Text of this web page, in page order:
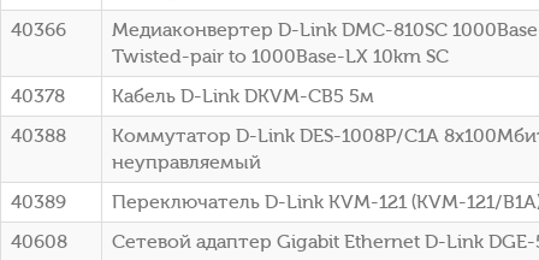
40366
Медиаконвертер D-Link DMC-810SC
Twisted-pair to 1000Base-LX 10km SC
40378
Кабель D-Link DKVM-CB5 5м
40388
Коммутатор D-Link DES-1008P/C1A
неуправляемый
40389
Переключатель D-Link KVM-121 (KVM-121/
40608
Сетевой адаптер Gigabit Ethernet D-Link DGE-